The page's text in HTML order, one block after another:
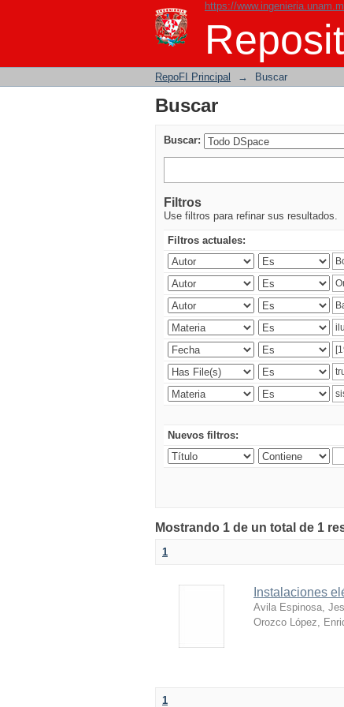
https://
Buscar
RepoFI Principal → Buscar
Buscar
Buscar:
Filtros
Use filtros para refinar sus resultados.
Filtros actuales:
Nuevos filtros:
Mostrando 1 de un total de 1
1
Instalaciones
Avila Espinosa,
Orozco López,
1